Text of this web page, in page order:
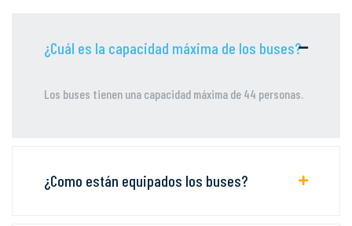
¿Cuál es la capacidad máxima de los buses?
Los buses tienen una capacidad máxima de 44 personas.
¿Como están equipados los buses?